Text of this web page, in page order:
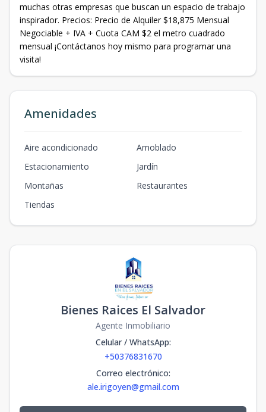
muchas otras empresas que buscan un espacio de trabajo
inspirador. Precios: Precio de Alquiler $18,875 Mensual
Negociable + IVA + Cuota CAM $2 el metro cuadrado
mensual ¡Contáctanos hoy mismo para programar una
visita!
Amenidades
Aire acondicionado
Amoblado
Estacionamiento
Jardín
Montañas
Restaurantes
Tiendas
Bienes Raices El Salvador
Agente Inmobiliario
Celular / WhatsApp:
+50376831670
Correo electrónico:
ale.irigoyen@gmail.com